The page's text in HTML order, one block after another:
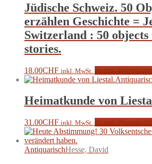
Jüdische Schweiz. 50
erzählen Geschichte =
Switzerland : 50
stories.
18.00CHF inkl. MwSt.
Heimatkunde von
31.00CHF inkl. MwSt.
AntiquarischHesse, David